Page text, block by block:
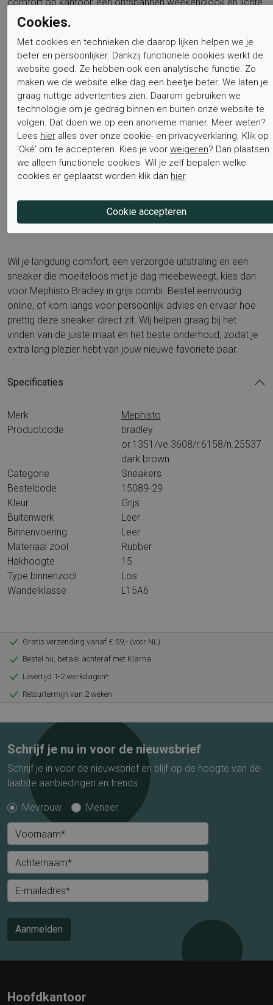
wandelingen in de stad. De rubber zool is dempend, stiller bij
hakhoogte van ongeveer 15 millimeter ondersteunt een
ontspannen afwikkeling, waardoor je voeten en gewrichten
minder vermoeid aanvoelen aan het einde van de dag. Meer
stijlvolle modellen ontdekken? Bezoek de merkpagina van
Mephistoen vind jouw perfecte match.
Veelgebruikt bij de keuze zijn termen als Mephisto Bradley
heren, comfortabele sneakers heren, leren sneakers grijs,
sneakers met uitneembaar voetbed, schoenen voor
Bestel nu
Wil je langdurig comfort, een verzorgde uitstraling en een
sneaker die moeiteloos met je dag meebeweegt, kies dan
voor Mephisto Bradley in grijs combi. Bestel eenvoudig
online, of kom langs voor persoonlijk advies en ervaar hoe
prettig deze sneaker direct zit. Wij helpen graag bij het
vinden van de juiste maat en het beste onderhoud, zodat je
extra lang plezier hebt van jouw nieuwe favoriete paar.
Specificaties
Merk
Mephisto
Productcode
bradley
or.1351/ve.3608/r.6158/n.25537
dark brown
Categorie
Sneakers
Bestelcode
15089-29
Kleur
Grijs
Buitenwerk
Leer
Binnenvoering
Leer
Materiaal zool
Rubber
Hakhoogte
15
Type binnenzool
Los
Wandelklasse
L15A6
Gratis verzending vanaf € 59,- (voor NL)
Bestel nu, betaal achteraf met Klarna
Levertijd 1-2 werkdagen*
Retourtermijn van 2 weken
Schrijf je nu in voor de nieuwsbrief
Schrijf je in voor de nieuwsbrief en blijf op de hoogte van de
laatste aanbiedingen en trends.
Mevrouw Meneer
Voornaam*
Achternaam*
E-mailadres*
Aanmelden
Hoofdkantoor
Cookies.
Met cookies en technieken die daarop lijken helpen we je
beter en persoonlijker. Dankzij functionele cookies werkt de
website goed. Ze hebben ook een analytische functie. Zo
maken we de website elke dag een beetje beter. We laten je
graag nuttige advertenties zien. Daarom gebruiken we
technologie om je gedrag binnen en buiten onze website te
volgen. Dat doen we op een anonieme manier. Meer weten?
Lees hier alles over onze cookie- en privacyverklaring. Klik op
'Oké' om te accepteren. Kies je voor weigeren? Dan plaatsen
we alleen functionele cookies. Wil je zelf bepalen welke
cookies er geplaatst worden klik dan hier.